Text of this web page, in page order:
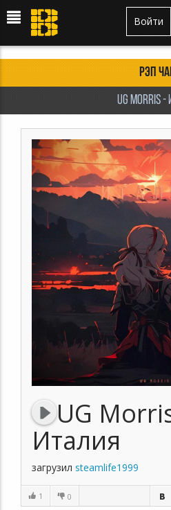
Войти
Рэп
UG Morris -
UG
Италия
загрузил steamlife1999
1 0